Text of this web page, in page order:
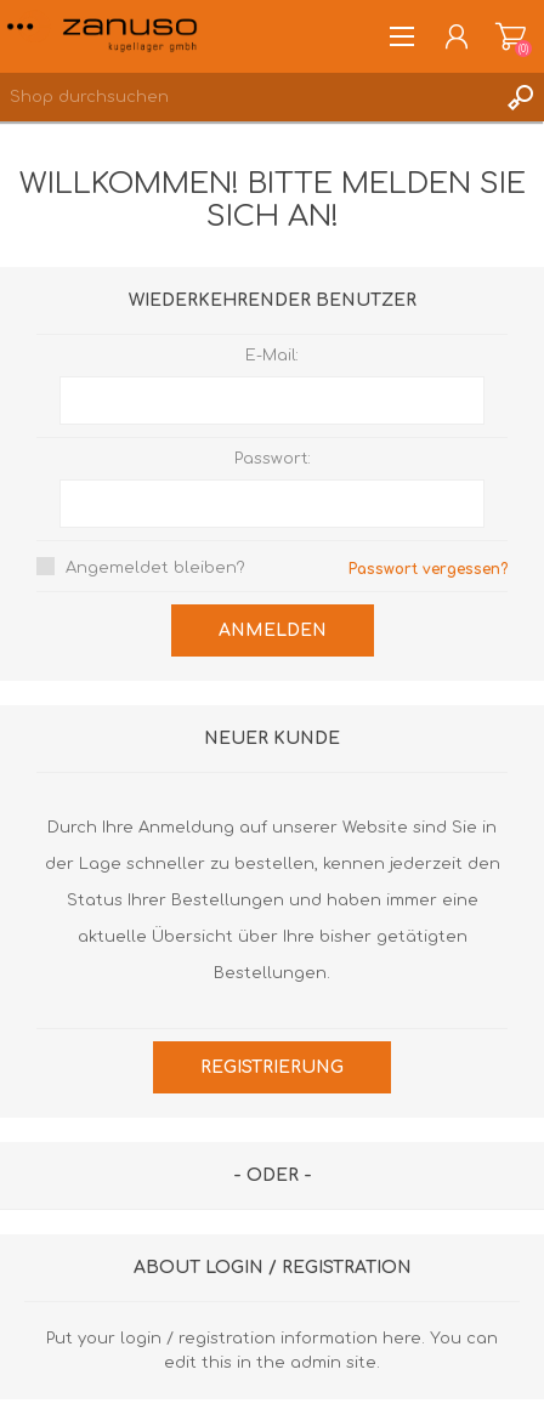
(0)
WILLKOMMEN! BITTE MELDEN SIE
SICH AN!
WIEDERKEHRENDER BENUTZER
E-Mail:
Passwort:
Angemeldet bleiben? Passwort vergessen?
ANMELDEN
NEUER KUNDE
Durch Ihre Anmeldung auf unserer Website sind Sie in
der Lage schneller zu bestellen, kennen jederzeit den
Status Ihrer Bestellungen und haben immer eine
aktuelle Übersicht über Ihre bisher getätigten
Bestellungen.
REGISTRIERUNG
- ODER -
ABOUT LOGIN / REGISTRATION
Put your login / registration information here. You can
edit this in the admin site.